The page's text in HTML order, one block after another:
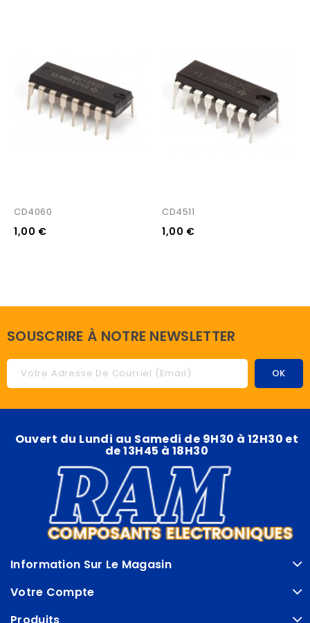
CD4060
1,00 €
CD4511
1,00 €
SOUSCRIRE À NOTRE NEWSLETTER
Ouvert du Lundi au Samedi de 9H30 à 12H30 et
de 13H45 à 18H30
Information Sur Le Magasin
Votre Compte